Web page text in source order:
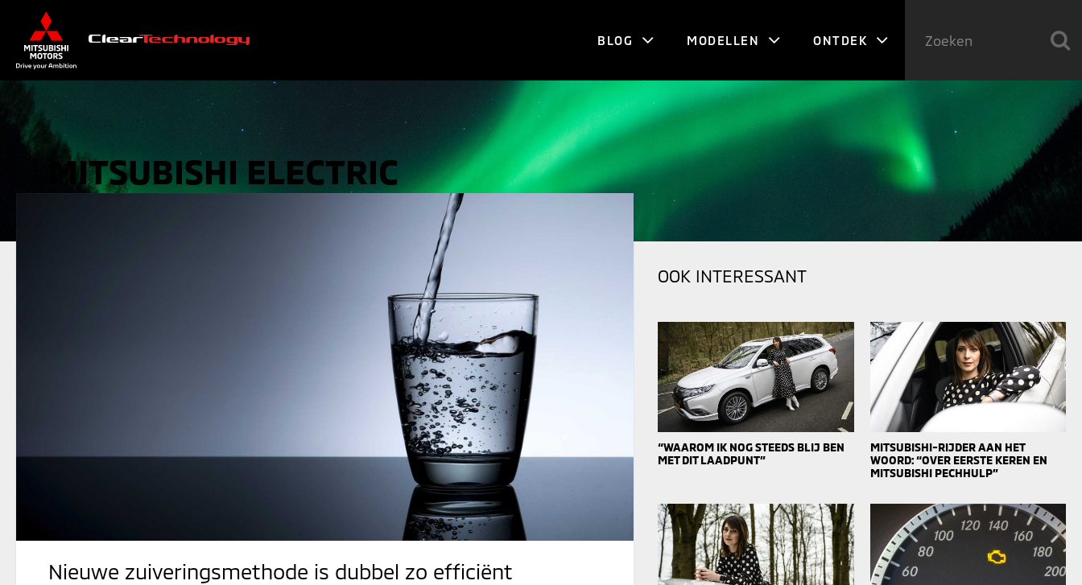
BLOG MODELLEN ONTDEK
MITSUBISHI ELECTRIC
Nieuwe zuiveringsmethode is dubbel zo efficiënt
OOK INTERESSANT
“WAAROM IK NOG STEEDS BLIJ BEN
MET DIT LAADPUNT”
MITSUBISHI-RIJDER AAN HET
WOORD: “OVER EERSTE KEREN EN
MITSUBISHI PECHHULP”